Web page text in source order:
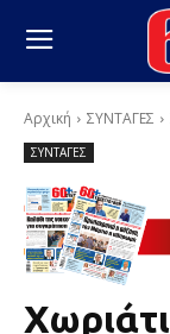
Αρχική ΣΥΝΤΑΓΕΣ
ΣΥΝΤΑΓΕΣ